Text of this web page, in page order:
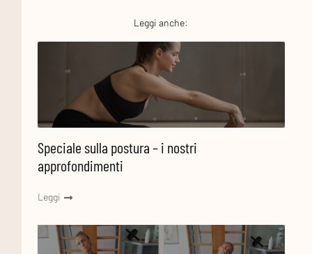
Leggi anche:
Speciale sulla postura – i nostri
approfondimenti
Leggi
Informazioni